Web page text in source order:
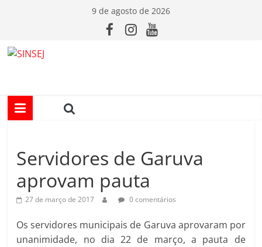
conteúdo
9 de agosto de 2026
I
S
E
Servidores de Garuva
aprovam pauta
27 de março de 2017 0 comentários
Os servidores municipais de Garuva aprovaram por
unanimidade, no dia 22 de março, a pauta de